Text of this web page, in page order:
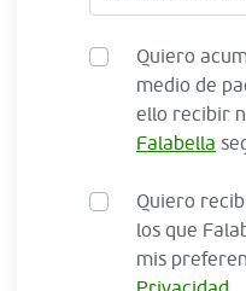
Quiero
medio de
ello recibir
Falabella
Quiero
los que
mis